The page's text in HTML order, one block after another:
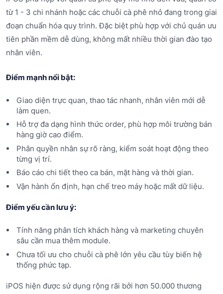
từ 1 - 3 chi nhánh hoặc các chuỗi cà phê nhỏ đang trong giai
đoạn chuẩn hóa quy trình. Đặc biệt phù hợp với chủ quán ưu
tiên phần mềm dễ dùng, không mất nhiều thời gian đào tạo
nhân viên.
Điểm mạnh nổi bật:
Giao diện trực quan, thao tác nhanh, nhân viên mới dễ
làm quen.
Hỗ trợ đa dạng hình thức order, phù hợp môi trường bán
hàng giờ cao điểm.
Phân quyền nhân sự rõ ràng, kiểm soát hoạt động theo
từng vị trí.
Báo cáo chi tiết theo ca bán, mặt hàng và thời gian.
Vận hành ổn định, hạn chế treo máy hoặc mất dữ liệu.
Điểm yếu cần lưu ý:
Tính năng phân tích khách hàng và marketing chuyên
sâu cần mua thêm module.
Chưa tối ưu cho chuỗi cà phê lớn yêu cầu tùy biến hệ
thống phức tạp.
iPOS hiện được sử dụng rộng rãi bởi hơn 50.000 thương